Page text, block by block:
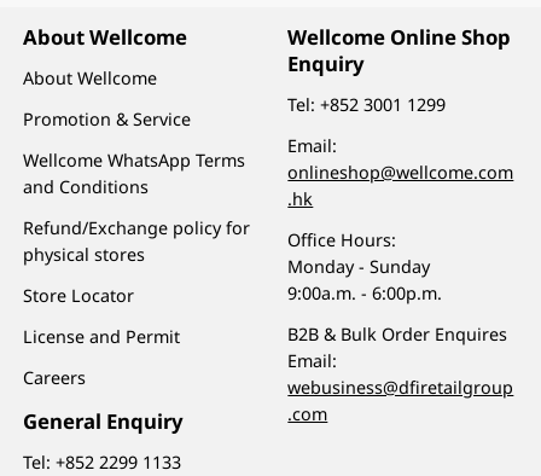
About Wellcome
About Wellcome
Promotion & Service
Wellcome WhatsApp Terms
and Conditions
Refund/Exchange policy for
physical stores
Store Locator
License and Permit
Careers
General Enquiry
Tel:+852 2299 1133
Wellcome Online Shop
Enquiry
Tel:+852 3001 1299
Email:
onlineshop@wellcome.com
.hk
Office Hours:
Monday - Sunday
9:00a.m. - 6:00p.m.
B2B & Bulk Order Enquires
Email:
webusiness@dfiretailgroup
.com